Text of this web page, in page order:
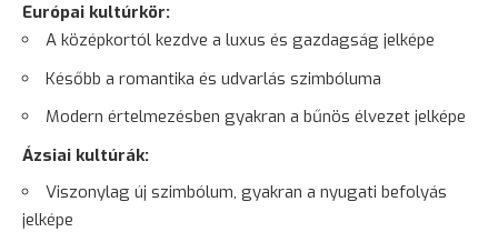
Európai kultúrkör:
A középkortól kezdve a luxus és gazdagság jelképe
Később a romantika és udvarlás szimbóluma
Modern értelmezésben gyakran a bűnös élvezet jelképe
Ázsiai kultúrák:
Viszonylag új szimbólum, gyakran a nyugati befolyás
jelképe